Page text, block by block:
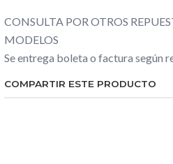
CONSULTA POR OTROS
MODELOS
Se entrega boleta o factura según
COMPARTIR ESTE PRODUCTO